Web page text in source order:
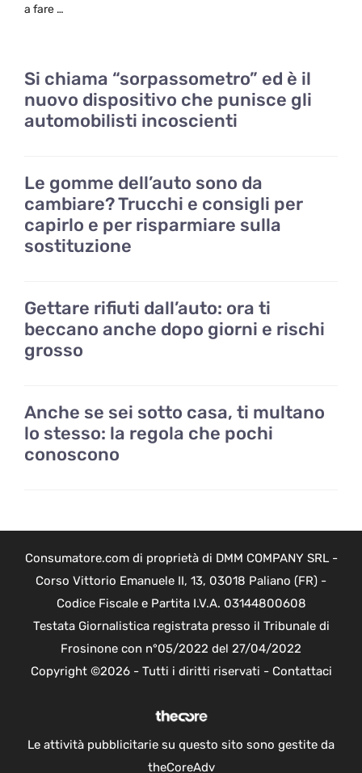
a fare …
Si chiama “sorpassometro” ed è il
nuovo dispositivo che punisce gli
automobilisti incoscienti
Le gomme dell’auto sono da
cambiare? Trucchi e consigli per
capirlo e per risparmiare sulla
sostituzione
Gettare rifiuti dall’auto: ora ti
beccano anche dopo giorni e rischi
grosso
Anche se sei sotto casa, ti multano
lo stesso: la regola che pochi
conoscono
Consumatore.com di proprietà di DMM COMPANY SRL -
Corso Vittorio Emanuele II, 13, 03018 Paliano (FR) -
Codice Fiscale e Partita I.V.A. 03144800608
Testata Giornalistica registrata presso il Tribunale di
Frosinone con n°05/2022 del 27/04/2022
Copyright ©2026 - Tutti i diritti riservati - Contattaci
Le attività pubblicitarie su questo sito sono gestite da
theCoreAdv